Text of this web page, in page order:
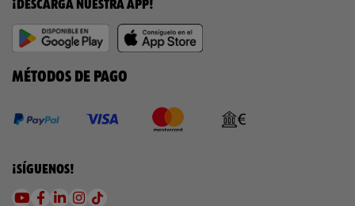
¡DESCARGA NUESTRA APP!
MÉTODOS DE PAGO
¡SÍGUENOS!